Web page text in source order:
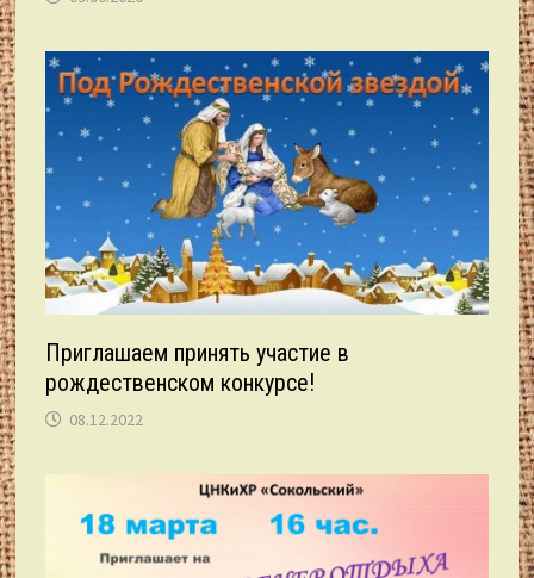
Приглашаем принять участие в
рождественском конкурсе!
08.12.2022